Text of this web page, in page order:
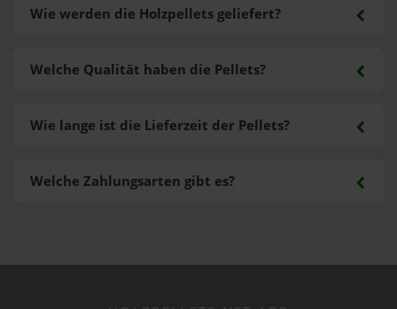
Wie werden die Holzpellets geliefert?
Welche Zahlungsarten gibt es?
Welche Qualität haben die Pellets?
Wie lange ist die Lieferzeit der Pellets?